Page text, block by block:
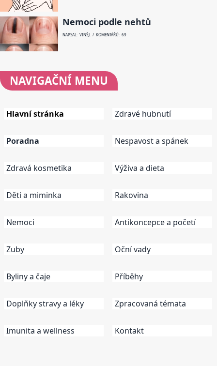
Nemoci podle nehtů
NAPSAL: VINŠ J. / KOMENTÁŘŮ: 69
NAVIGAČNÍ MENU
Hlavní stránka
Poradna
Zdravá kosmetika
Děti a miminka
Nemoci
Zuby
Byliny a čaje
Doplňky stravy a léky
Imunita a wellness
Zdravé hubnutí
Nespavost a spánek
Výživa a dieta
Rakovina
Antikoncepce a početí
Oční vady
Příběhy
Zpracovaná témata
Kontakt